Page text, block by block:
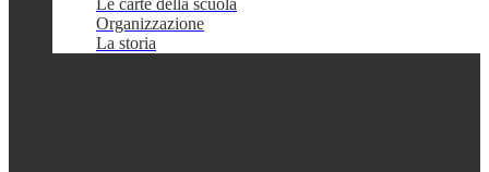
Le carte della scuola
Organizzazione
La storia